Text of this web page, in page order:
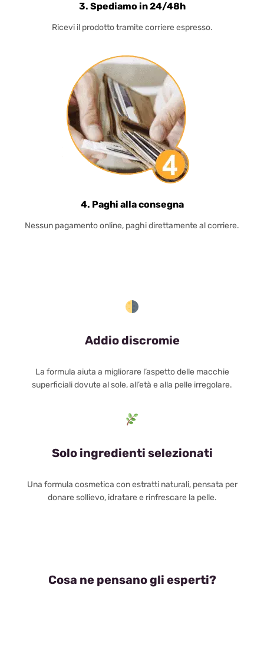
3. Spediamo in 24/48h
Ricevi il prodotto tramite corriere espresso.
4. Paghi alla consegna
Nessun pagamento online, paghi direttamente al corriere.
Addio discromie
La formula aiuta a migliorare l’aspetto delle macchie
superficiali dovute al sole, all’età e alla pelle irregolare.
Solo ingredienti selezionati
Una formula cosmetica con estratti naturali, pensata per
donare sollievo, idratare e rinfrescare la pelle.
Cosa ne pensano gli esperti?